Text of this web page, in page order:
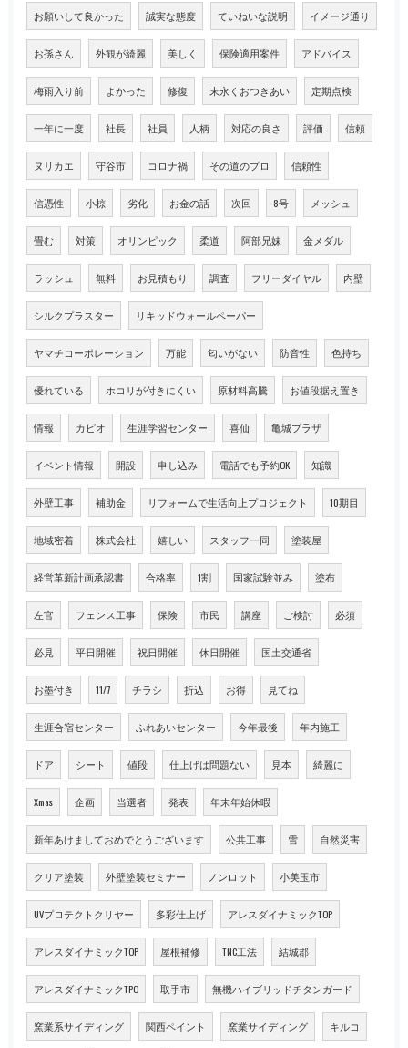
お願いして良かった 誠実な態度 ていねいな説明 イメージ通り
お孫さん 外観が綺麗 美しく 保険適用案件 アドバイス
梅雨入り前 よかった 修復 末永くおつきあい 定期点検
一年に一度 社長 社員 人柄 対応の良さ 評価 信頼
ヌリカエ 守谷市 コロナ禍 その道のプロ 信頼性
信憑性 小椋 劣化 お金の話 次回 8号 メッシュ
畳む 対策 オリンピック 柔道 阿部兄妹 金メダル
ラッシュ 無料 お見積もり 調査 フリーダイヤル 内壁
シルクプラスター リキッドウォールペーパー
ヤマチコーポレーション 万能 匂いがない 防音性 色持ち
優れている ホコリが付きにくい 原材料高騰 お値段据え置き
情報 カピオ 生涯学習センター 喜仙 亀城プラザ
イベント情報 開設 申し込み 電話でも予約OK 知識
外壁工事 補助金 リフォームで生活向上プロジェクト 10期目
地域密着 株式会社 嬉しい スタッフ一同 塗装屋
経営革新計画承認書 合格率 1割 国家試験並み 塗布
左官 フェンス工事 保険 市民 講座 ご検討 必須
必見 平日開催 祝日開催 休日開催 国土交通省
お墨付き 11/7 チラシ 折込 お得 見てね
生涯合宿センター ふれあいセンター 今年最後 年内施工
ドア シート 値段 仕上げは問題ない 見本 綺麗に
Xmas 企画 当選者 発表 年末年始休暇
新年あけましておめでとうございます 公共工事 雪 自然災害
クリア塗装 外壁塗装セミナー ノンロット 小美玉市
UVプロテクトクリヤー 多彩仕上げ アレスダイナミックTOP
アレスダイナミックTOP 屋根補修 TNC工法 結城郡
アレスダイナミックTPO 取手市 無機ハイブリッドチタンガード
窯業系サイディング 関西ペイント 窯業サイディング キルコ